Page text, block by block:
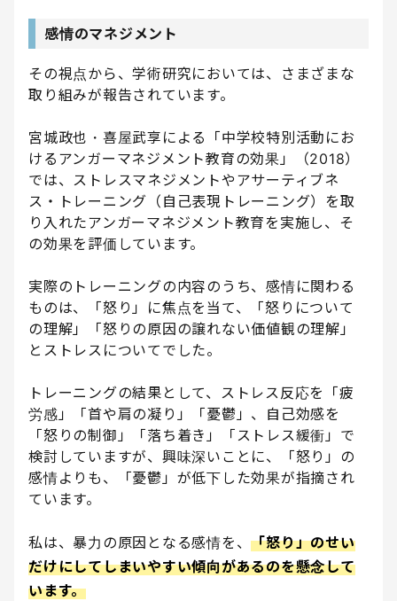
感情のマネジメント
その視点から、学術研究においては、さまざまな
取り組みが報告されています。
宮城政也・喜屋武享による「中学校特別活動にお
けるアンガーマネジメント教育の効果」（2018）
では、ストレスマネジメントやアサーティブネ
ス・トレーニング（自己表現トレーニング）を取
り入れたアンガーマネジメント教育を実施し、そ
の効果を評価しています。
実際のトレーニングの内容のうち、感情に関わる
ものは、「怒り」に焦点を当て、「怒りについて
の理解」「怒りの原因の譲れない価値観の理解」
とストレスについてでした。
トレーニングの結果として、ストレス反応を「疲
労感」「首や肩の凝り」「憂鬱」、自己効感を
「怒りの制御」「落ち着き」「ストレス緩衝」で
検討していますが、興味深いことに、「怒り」の
感情よりも、「憂鬱」が低下した効果が指摘され
ています。
私は、暴力の原因となる感情を、「怒り」のせい
だけにしてしまいやすい傾向があるのを懸念して
います。